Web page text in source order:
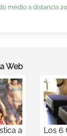
medio a distancia
Web
a
Los 6